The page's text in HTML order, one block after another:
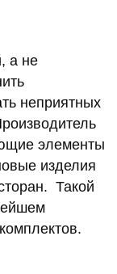
а не
неприятных
элементы
изделия
Такой